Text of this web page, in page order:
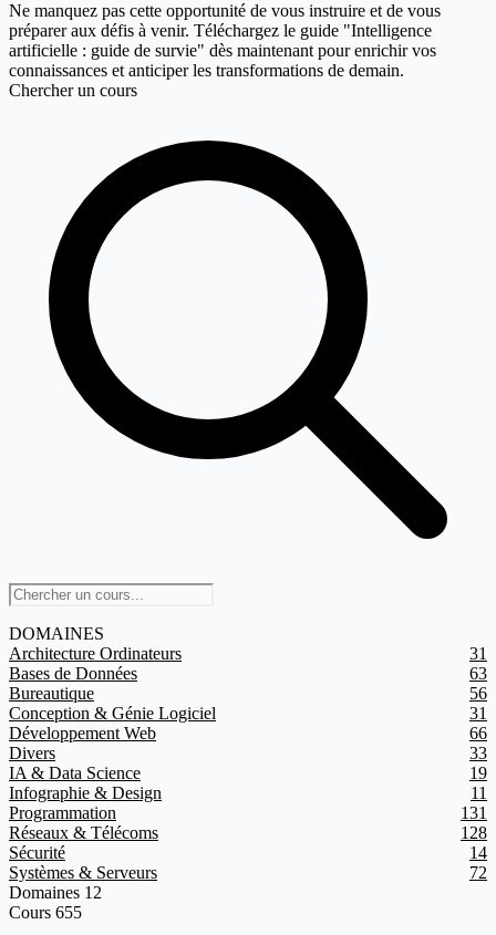
Ne manquez pas cette opportunité de vous instruire et de vous
préparer aux défis à venir. Téléchargez le guide "Intelligence
artificielle : guide de survie" dès maintenant pour enrichir vos
connaissances et anticiper les transformations de demain.
Chercher un cours
DOMAINES
Architecture Ordinateurs
31
Bases de Données
63
Bureautique
56
Conception & Génie Logiciel
31
Développement Web
66
Divers
33
IA & Data Science
19
Infographie & Design
11
Programmation
131
Réseaux & Télécoms
128
Sécurité
14
Systèmes & Serveurs
72
Domaines 12
Cours 655